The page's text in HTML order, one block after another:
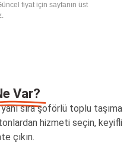
fiyat için sayfanın üst
Var?
sıra şoförlü toplu taşıma
hizmeti seçin, keyifli
çıkın.